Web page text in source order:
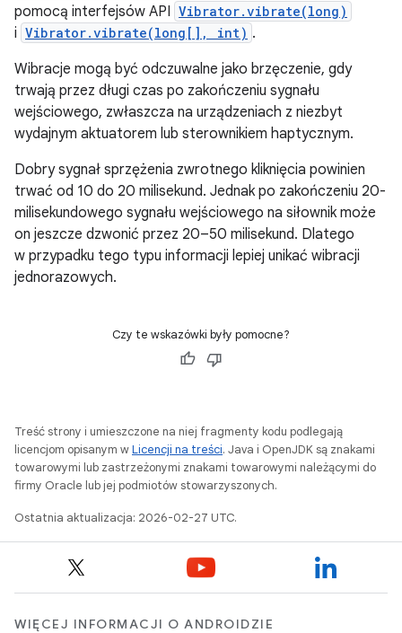
pomocą interfejsów API Vibrator.vibrate(long)
i Vibrator.vibrate(long[], int) .
Wibracje mogą być odczuwalne jako brzęczenie, gdy
trwają przez długi czas po zakończeniu sygnału
wejściowego, zwłaszcza na urządzeniach z niezbyt
wydajnym aktuatorem lub sterownikiem haptycznym.
Dobry sygnał sprzężenia zwrotnego kliknięcia powinien
trwać od 10 do 20 milisekund. Jednak po zakończeniu 20-
milisekundowego sygnału wejściowego na siłownik może
on jeszcze dzwonić przez 20–50 milisekund. Dlatego
w przypadku tego typu informacji lepiej unikać wibracji
jednorazowych.
Czy te wskazówki były pomocne?
Treść strony i umieszczone na niej fragmenty kodu podlegają
licencjom opisanym wLicencji na treści. Java i OpenJDK są znakami
towarowymi lub zastrzeżonymi znakami towarowymi należącymi do
firmy Oracle lub jej podmiotów stowarzyszonych.
Ostatnia aktualizacja: 2026-02-27 UTC.
WIĘCEJ INFORMACJI O ANDROIDZIE